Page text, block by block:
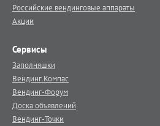
Российские вендинговые аппараты
Акции
Сервисы
Заполняшки
Вендинг.Компас
Вендинг-Форум
Доска объявлений
Вендинг-Точки